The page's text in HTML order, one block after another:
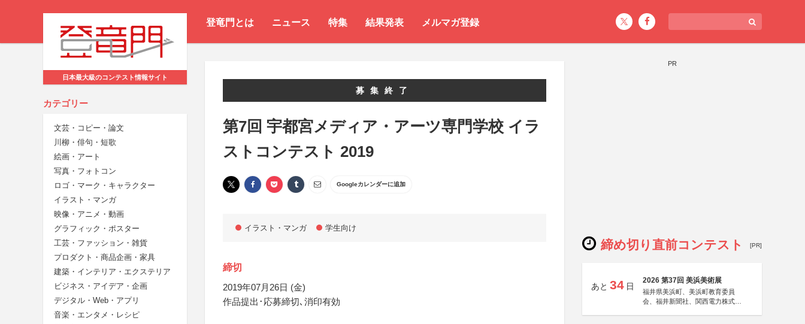
登竜門とは ニュース 特集 結果発表 メルマガ登録
日本最大級のコンテスト情報サイト
カテゴリー
文芸・コピー・論文
川柳・俳句・短歌
絵画・アート
写真・フォトコン
ロゴ・マーク・キャラクター
イラスト・マンガ
映像・アニメ・動画
グラフィック・ポスター
工芸・ファッション・雑貨
プロダクト・商品企画・家具
建築・インテリア・エクステリア
ビジネス・アイデア・企画
デジタル・Web・アプリ
音楽・エンタメ・レシピ
募集終了
第7回 宇都宮メディア・アーツ専門学校 イラ
ストコンテスト 2019
Googleカレンダーに追加
イラスト・マンガ 学生向け
締切
2019年07月26日 (金)
作品提出･応募締切､消印有効
PR
締め切り直前コンテスト [PR]
あと 34 日
2026 第37回 美浜美術展
福井県美浜町、美浜町教育委員
会、福井新聞社、関西電力株式会